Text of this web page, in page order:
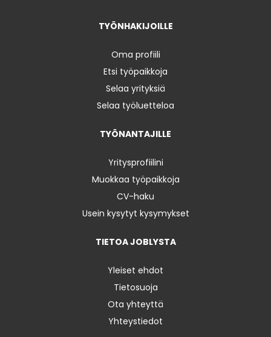
TYÖNHAKIJOILLE
Oma profiili
Etsi työpaikkoja
Selaa yrityksiä
Selaa työluetteloa
TYÖNANTAJILLE
Yritysprofiilini
Muokkaa työpaikkoja
CV-haku
Usein kysytyt kysymykset
TIETOA JOBLYSTA
Yleiset ehdot
Tietosuoja
Ota yhteyttä
Yhteystiedot